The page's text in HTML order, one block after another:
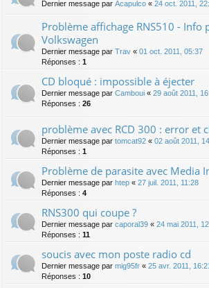
Dernier message par Acapulco « 24 oct. 2011,
Problème affichage RNS510 - Info
Volkswagen
Dernier message par Trav « 01 oct. 2011, 05:37
Réponses : 1
CD bloqué : impossible à éjecter
Dernier message par Camboui « 29 août 2011,
Réponses : 26
problème avec RCD 300 : error et
Dernier message par tomcat92 « 02 août 2011,
Réponses : 1
Problème de parasite avec Media
Dernier message par htep « 27 juil. 2011, 11:28
Réponses : 4
RNS300 qui coupe ?
Dernier message par caporal39 « 24 mai 2011,
Réponses : 11
soucis avec mon poste radio cd
Dernier message par mig95fr « 25 avr. 2011,
Réponses : 10